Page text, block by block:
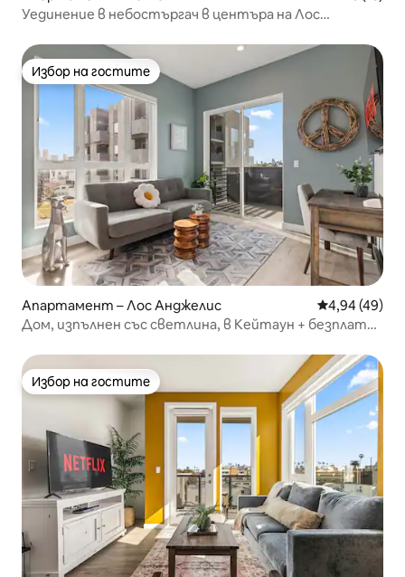
Уединение в небостъргач в центъра на Лос
Избор на гостите
Избор на гостите
Апартамент – Лос Анджелис Средна
4,94 (49)
Дом, изпълнен със светлина, в Кейтаун + безплатно
Избор на гостите
Избор на гостите